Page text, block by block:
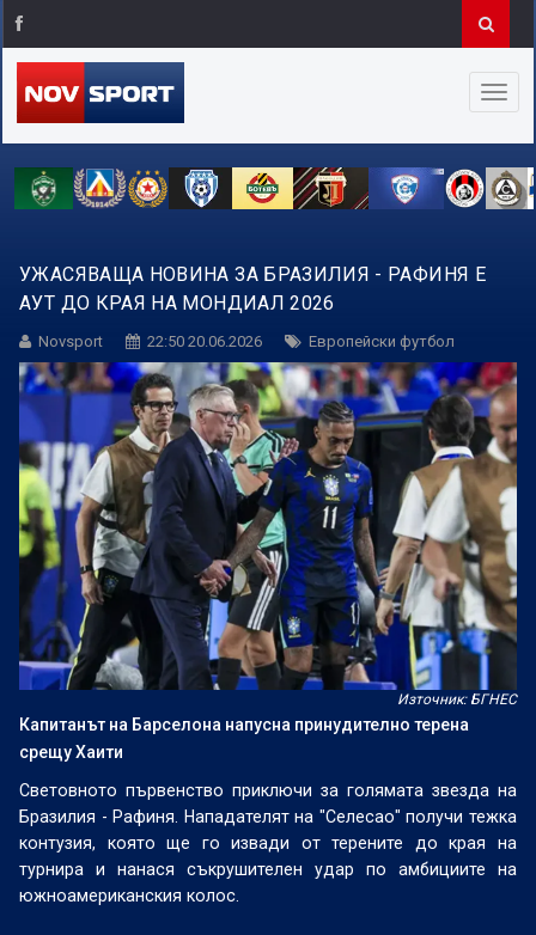
УЖАСЯВАЩА НОВИНА ЗА БРАЗИЛИЯ - РАФИНЯ Е
АУТ ДО КРАЯ НА МОНДИАЛ 2026
Novsport 22:50 20.06.2026 Европейски футбол
Източник: БГНЕС
Капитанът на Барселона напусна принудително терена
срещу Хаити
Световното първенство приключи за голямата звезда на
Бразилия - Рафиня. Нападателят на "Селесао" получи тежка
контузия, която ще го извади от терените до края на
турнира и нанася съкрушителен удар по амбициите на
южноамериканския колос.